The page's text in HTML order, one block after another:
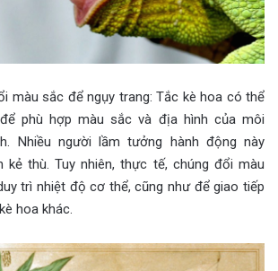
màu sắc để ngụy trang: Tắc kè hoa có thể
phù hợp màu sắc và địa hình của môi
Nhiều người lầm tưởng hành động này
kẻ thù. Tuy nhiên, thực tế, chúng đổi màu
trì nhiệt độ cơ thể, cũng như để giao tiếp
hoa khác.